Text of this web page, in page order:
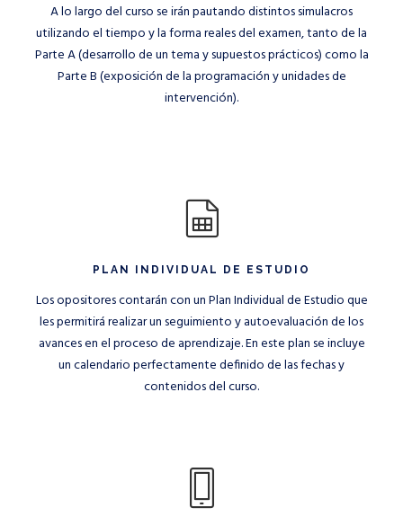
A lo largo del curso se irán pautando distintos simulacros
utilizando el tiempo y la forma reales del examen, tanto de la
Parte A (desarrollo de un tema y supuestos prácticos) como la
Parte B (exposición de la programación y unidades de
intervención).
PLAN INDIVIDUAL DE ESTUDIO
Los opositores contarán con un Plan Individual de Estudio que
les permitirá realizar un seguimiento y autoevaluación de los
avances en el proceso de aprendizaje. En este plan se incluye
un calendario perfectamente definido de las fechas y
contenidos del curso.